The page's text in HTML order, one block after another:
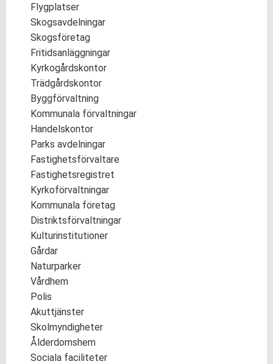
Flygplatser
Skogsavdelningar
Skogsföretag
Fritidsanläggningar
Kyrkogårdskontor
Trädgårdskontor
Byggförvaltning
Kommunala förvaltningar
Handelskontor
Parks avdelningar
Fastighetsförvaltare
Fastighetsregistret
Kyrkoförvaltningar
Kommunala företag
Distriktsförvaltningar
Kulturinstitutioner
Gårdar
Naturparker
Vårdhem
Polis
Akuttjänster
Skolmyndigheter
Ålderdomshem
Sociala faciliteter